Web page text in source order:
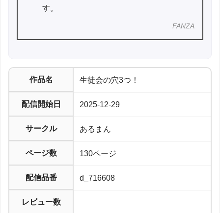
す。
FANZA
作品名 生徒会の穴3つ！
配信開始日 2025-12-29
サークル あるまん
ページ数 130ページ
配信品番 d_716608
レビュー数